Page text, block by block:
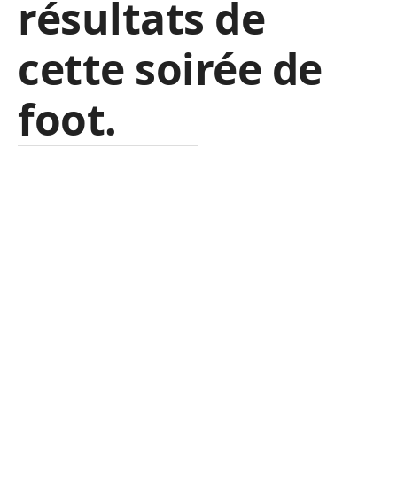
résultats de
cette soirée de
foot.